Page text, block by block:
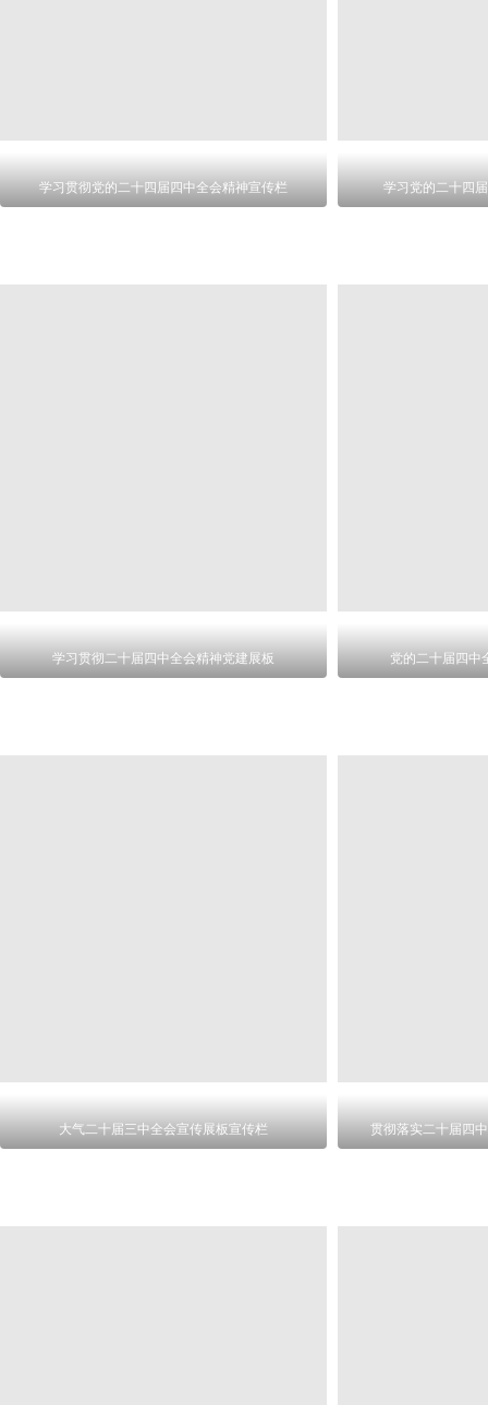
学习贯彻党的二十四届四中全会精神宣传栏 学习党的二十四
学习贯彻二十届四中全会精神党建展板 党的二十届四中
大气二十届三中全会宣传展板宣传栏 贯彻落实二十届四